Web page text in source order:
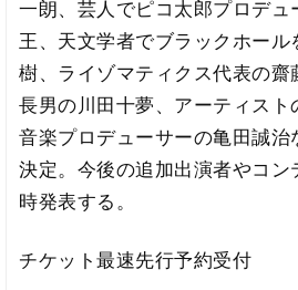
一朗、芸人でピコ太郎プロデュ
王、天文学者でブラックホール
樹、ライゾマティクス代表の齋
長男の川田十夢、アーティスト
音楽プロデューサーの亀田誠
決定。今後の追加出演者やコン
時発表する。
チケット最速先行予約受付